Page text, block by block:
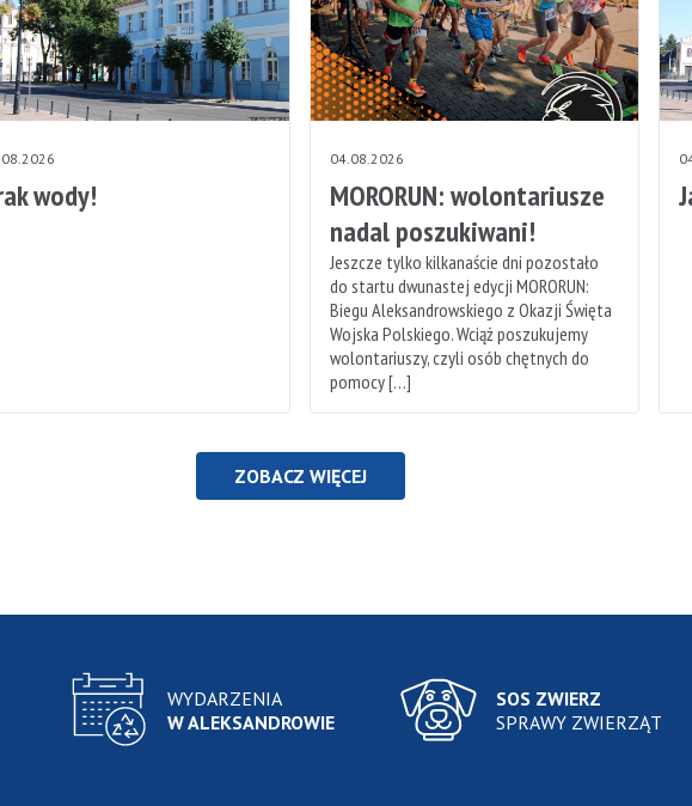
wody!
04.08.2026
MORORUN: wolontariusze
nadal poszukiwani!
Jeszcze tylko kilkanaście dni pozostało
do startu dwunastej edycji MORORUN:
Biegu Aleksandrowskiego z Okazji Święta
Wojska Polskiego. Wciąż poszukujemy
wolontariuszy, czyli osób chętnych do
pomocy […]
ZOBACZ WIĘCEJ
WYDARZENIA
W ALEKSANDROWIE
SOS ZWIERZ
SPRAWY ZWIERZĄT